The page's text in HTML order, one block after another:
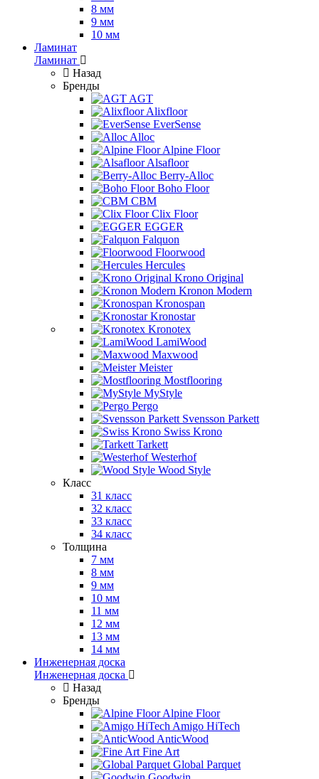
8 мм
9 мм
10 мм
Ламинат
Ламинат
Назад
Бренды
AGT
Alixfloor
EverSense
Alloc
Alpine Floor
Alsafloor
Berry-Alloc
Boho Floor
CBM
Clix Floor
EGGER
Falquon
Floorwood
Hercules
Krono Original
Kronon Modern
Kronospan
Kronostar
Kronotex
LamiWood
Maxwood
Meister
Mostflooring
MyStyle
Pergo
Svensson Parkett
Swiss Krono
Tarkett
Westerhof
Wood Style
Класс
31 класс
32 класс
33 класс
34 класс
Толщина
7 мм
8 мм
9 мм
10 мм
11 мм
12 мм
13 мм
14 мм
Инженерная доска
Инженерная доска
Назад
Бренды
Alpine Floor
Amigo HiTech
AnticWood
Fine Art
Global Parquet